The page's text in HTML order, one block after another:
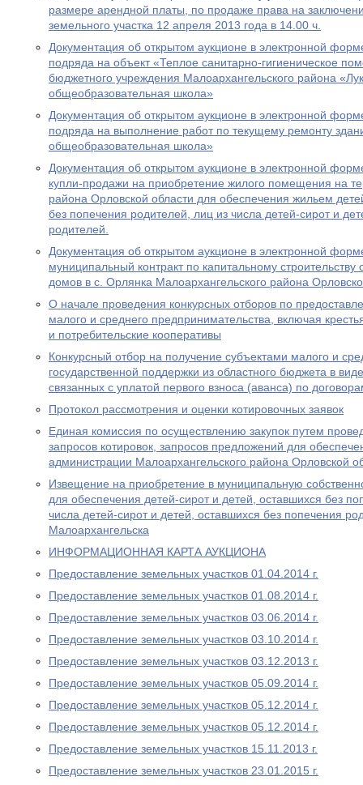
размере арендной платы, по продаже права на
земельного участка 12 апреля 2013 года в 14.00 ч.
Документация об открытом аукционе в электронной
подряда на объект «Теплое санитарно-гигиеническое
бюджетного учреждения Малоархангельского района
общеобразовательная школа»
Документация об открытом аукционе в электронной
подряда на выполнение работ по текущему ремонту
общеобразовательная школа»
Документация об открытом аукционе в электронной
купли-продажи на приобретение жилого помещения на
района Орловской области для обеспечения жильем
без попечения родителей, лиц из числа детей-сирот и
родителей.
Документация об открытом аукционе в электронной
муниципальный контракт по капитальному
домов в с. Орлянка Малоархангельского района
О начале проведения конкурсных отборов по
малого и среднего предпринимательства, включая
и потребительские кооперативы
Конкурсный отбор на получение субъектами малого и
государственной поддержки из областного бюджета в
связанных с уплатой первого взноса (аванса) по
Протокол рассмотрения и оценки котировочных заявок
Единая комиссия по осуществлению закупок путем
запросов котировок, запросов предложений для
администрации Малоархангельского района Орловской
Извещение на приобретение в муниципальную
для обеспечения детей-сирот и детей, оставшихся без
числа детей-сирот и детей, оставшихся без попечения
Малоархангельска
ИНФОРМАЦИОННАЯ КАРТА АУКЦИОНА
Предоставление земельных участков 01.04.2014 г.
Предоставление земельных участков 01.08.2014 г.
Предоставление земельных участков 03.06.2014 г.
Предоставление земельных участков 03.10.2014 г.
Предоставление земельных участков 03.12.2013 г.
Предоставление земельных участков 05.09.2014 г.
Предоставление земельных участков 05.12.2014 г.
Предоставление земельных участков 05.12.2014 г.
Предоставление земельных участков 15.11.2013 г.
Предоставление земельных участков 23.01.2015 г.